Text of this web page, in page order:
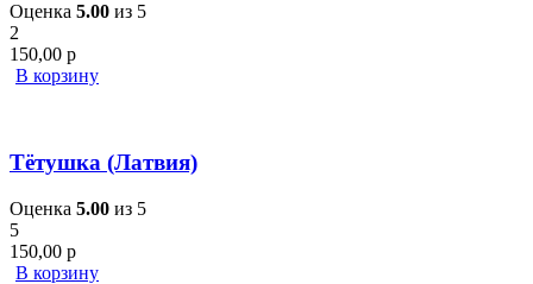
Оценка 5.00 из 5
2
150,00 р
В корзину
Тётушка (Латвия)
Оценка 5.00 из 5
5
150,00 р
В корзину